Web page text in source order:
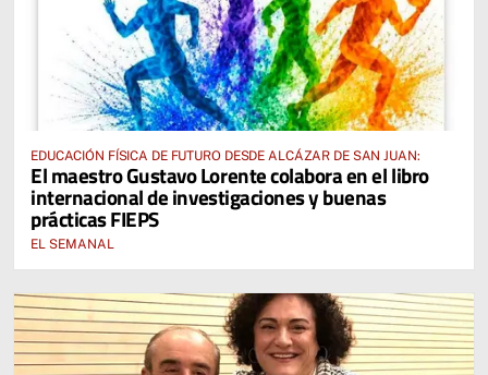
EDUCACIÓN FÍSICA DE FUTURO DESDE ALCÁZAR DE SAN JUAN:
El maestro Gustavo Lorente colabora en el libro
internacional de investigaciones y buenas
prácticas FIEPS
EL SEMANAL